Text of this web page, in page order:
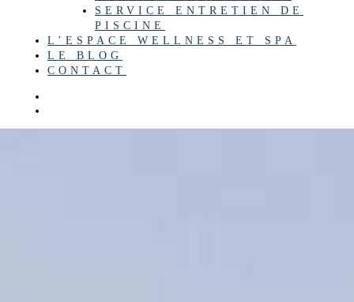
SERVICE ENTRETIEN DE
PISCINE
L’ESPACE WELLNESS ET SPA
LE BLOG
CONTACT